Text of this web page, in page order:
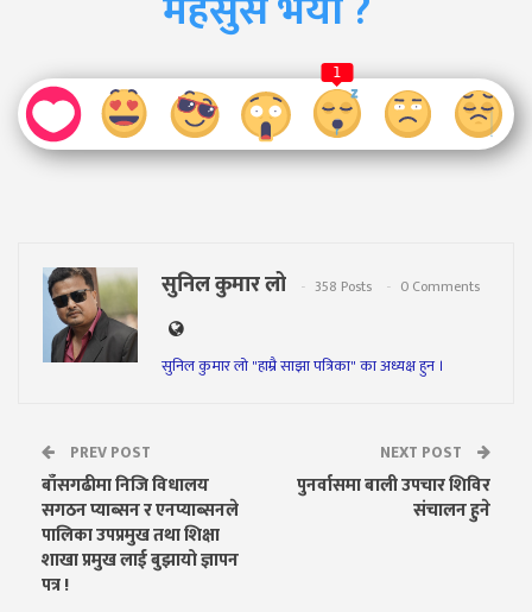
1
सुनिल कुमार लो 358 Posts 0 Comments
सुनिल कुमार लो "हाम्रै साझा पत्रिका" का अध्यक्ष हुन ।
PREV POST
बाँसगढीमा निजि विधालय
सगठन प्याब्सन र एनप्याब्सनले
पालिका उपप्रमुख तथा शिक्षा
शाखा प्रमुख लाई बुझायो ज्ञापन
पत्र !
NEXT POST
पुनर्वासमा बाली उपचार शिविर
संचालन हुने